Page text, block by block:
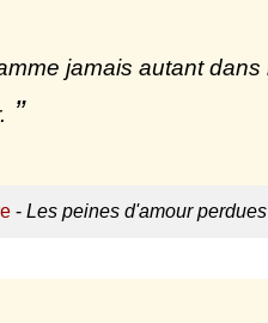
jamais autant
- Les peines d'amour